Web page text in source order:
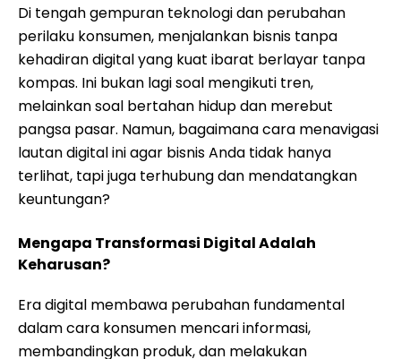
Di tengah gempuran teknologi dan perubahan
perilaku konsumen, menjalankan bisnis tanpa
kehadiran digital yang kuat ibarat berlayar tanpa
kompas. Ini bukan lagi soal mengikuti tren,
melainkan soal bertahan hidup dan merebut
pangsa pasar. Namun, bagaimana cara menavigasi
lautan digital ini agar bisnis Anda tidak hanya
terlihat, tapi juga terhubung dan mendatangkan
keuntungan?
Mengapa Transformasi Digital Adalah
Keharusan?
Era digital membawa perubahan fundamental
dalam cara konsumen mencari informasi,
membandingkan produk, dan melakukan